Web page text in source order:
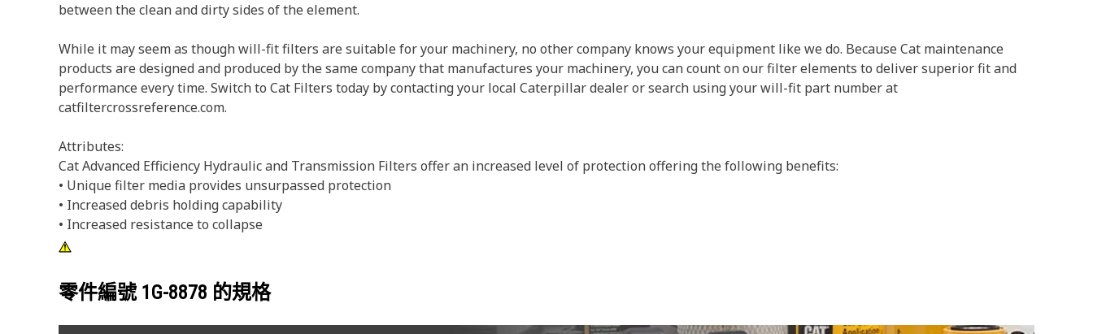
between the clean and dirty sides of the element.
While it may seem as though will-fit filters are suitable for your machinery, no other company knows your equipment like we do. Because Cat maintenance
products are designed and produced by the same company that manufactures your machinery, you can count on our filter elements to deliver superior fit and
performance every time. Switch to Cat Filters today by contacting your local Caterpillar dealer or search using your will-fit part number at
catfiltercrossreference.com.
Attributes:
Cat Advanced Efficiency Hydraulic and Transmission Filters offer an increased level of protection offering the following benefits:
• Unique filter media provides unsurpassed protection
• Increased debris holding capability
• Increased resistance to collapse
零件編號 1G-8878 的規格